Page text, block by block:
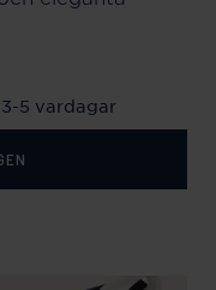
5 vardagar